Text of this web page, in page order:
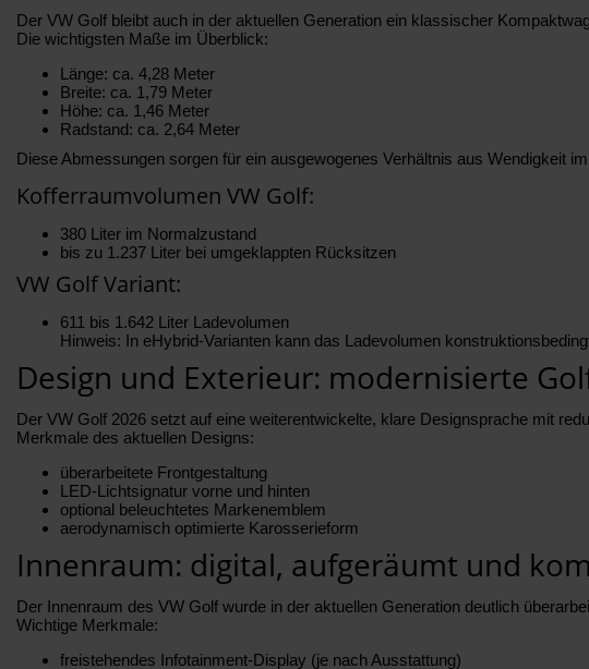
Der VW Golf bleibt auch in der aktuellen Generation ein klassischer
Die wichtigsten Maße im Überblick:
Länge: ca. 4,28 Meter
Breite: ca. 1,79 Meter
Höhe: ca. 1,46 Meter
Radstand: ca. 2,64 Meter
Diese Abmessungen sorgen für ein ausgewogenes Verhältnis aus Wendigkeit
Kofferraumvolumen VW Golf:
380 Liter im Normalzustand
bis zu 1.237 Liter bei umgeklappten Rücksitzen
VW Golf Variant:
611 bis 1.642 Liter Ladevolumen
Hinweis: In eHybrid-Varianten kann das Ladevolumen
Design und Exterieur: modernisierte
Der VW Golf 2026 setzt auf eine weiterentwickelte, klare Designsprache mit
Merkmale des aktuellen Designs:
überarbeitete Frontgestaltung
LED-Lichtsignatur vorne und hinten
optional beleuchtetes Markenemblem
aerodynamisch optimierte Karosserieform
Innenraum: digital, aufgeräumt und
Der Innenraum des VW Golf wurde in der aktuellen Generation deutlich
Wichtige Merkmale:
freistehendes Infotainment-Display (je nach Ausstattung)